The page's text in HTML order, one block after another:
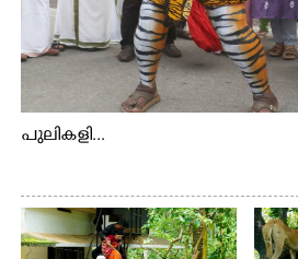
പുലികളി...